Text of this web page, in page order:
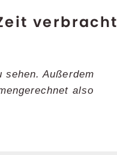
verbracht
sehen. Außerdem
also